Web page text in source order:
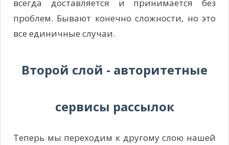
всегда доставляется и принимается без
проблем. Бывают конечно сложности, но это
все единичные случаи.
Второй слой - авторитетные
сервисы рассылок
Теперь мы переходим к другому слою нашей